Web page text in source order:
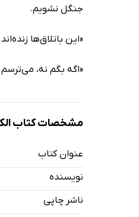
جنگل نشویم.
«این باتلاق‌ها
«اگه بگم نه،
مشخصات کتاب
عنوان کتاب
نویسنده
ناشر چاپی